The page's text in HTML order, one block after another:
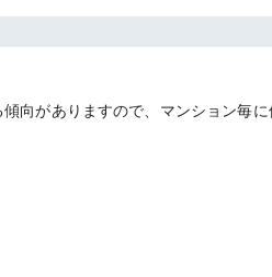
向がありますので、マンション毎に